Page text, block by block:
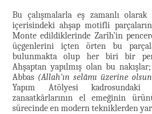
Bu çalışmalarla eş zamanlı
içerisindeki ahşap motifli
Monte edildiklerinde Zarîh’in
üçgenlerini içten örten bu
bulunmakta olup her biri bir
Ahşaptan yapılmış olan bu
Abbas (Allah'ın selâmı üzerine
Yapım Atölyesi
zanaatkârlarının el emeğinin
sürecinde en modern tekniklerden